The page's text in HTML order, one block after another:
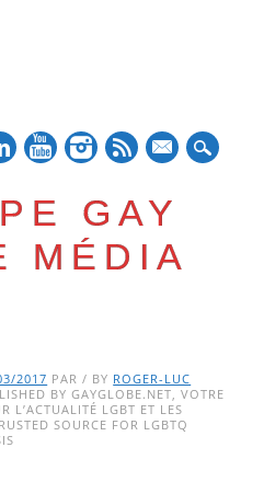
GAY
MÉDIA
2017 PAR / BY ROGER-LUC
BY GAYGLOBE.NET, VOTRE
L’ACTUALITÉ LGBT ET LES
SOURCE FOR LGBTQ